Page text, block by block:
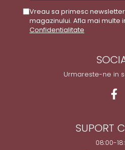
Vreau sa primesc
magazinului. Afla mai multe
Confidentialitate
Urmareste-ne in
SUPORT
08:00-